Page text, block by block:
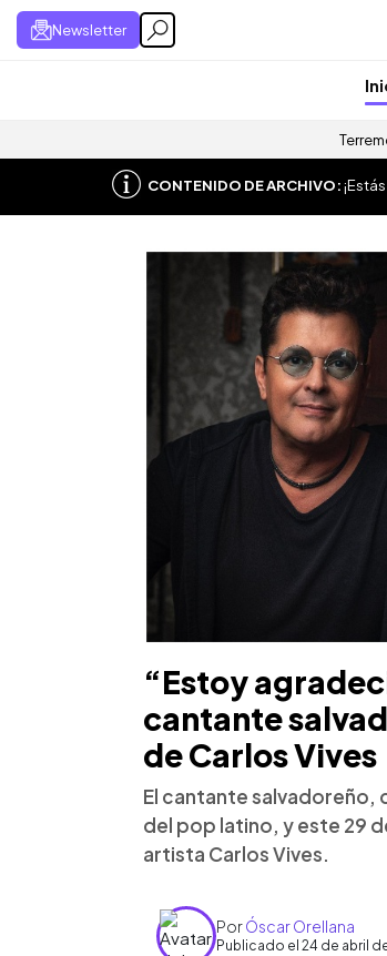
Newsletter
CONTENIDO DE ARCHIVO:
“Estoy
cantante
de Carlos Vives
El cantante salvadoreño,
del pop latino, y este 29
artista Carlos Vives.
PorÓscar Orellana
Publicado el 24 de abril